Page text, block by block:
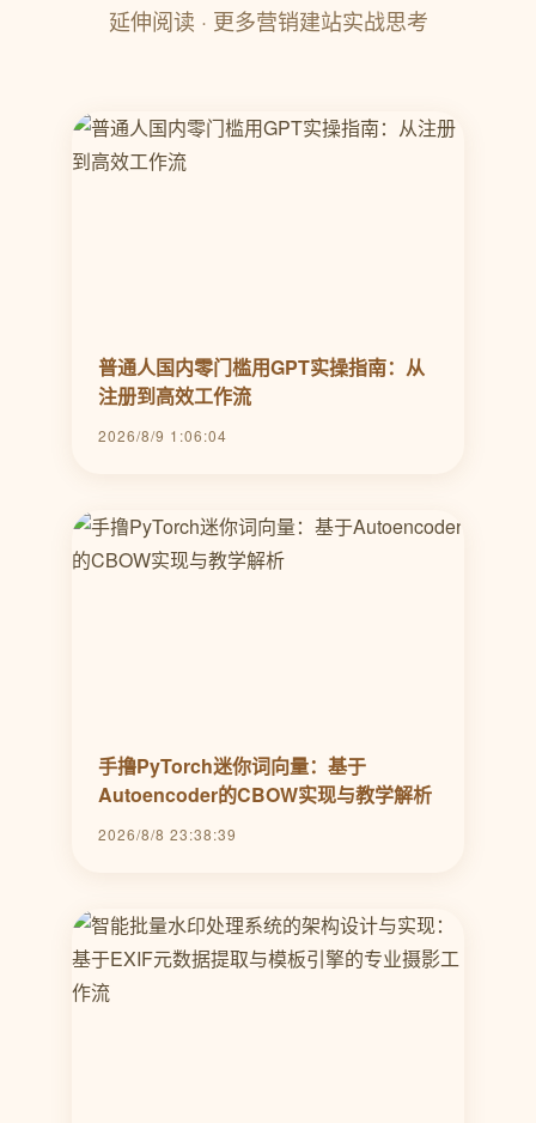
延伸阅读 · 更多营销建站实战思考
普通人国内零门槛用GPT实操指南：从
注册到高效工作流
2026/8/9 1:06:04
手撸PyTorch迷你词向量：基于
Autoencoder的CBOW实现与教学解析
2026/8/8 23:38:39